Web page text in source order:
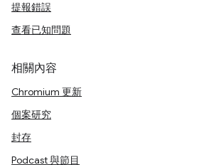
提報錯誤
查看已知問題
相關內容
Chromium 更新
個案研究
封存
Podcast 與節目